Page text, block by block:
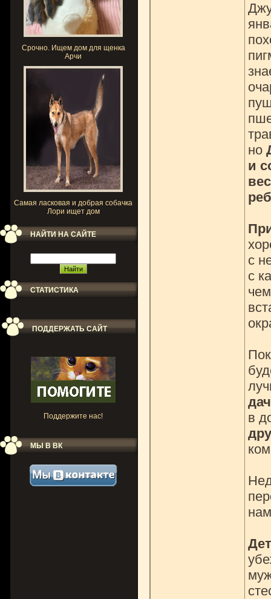
Срочно. Ищем дом для щенка
Арчи
Самая ласковая и добрая собачка
Лори ищет дом
НАЙТИ НА САЙТЕ
СТАТИСТИКА
ПОДДЕРЖАТЬ САЙТ
Поддержите нас!
МЫ В ВК
но
и
с
с
в